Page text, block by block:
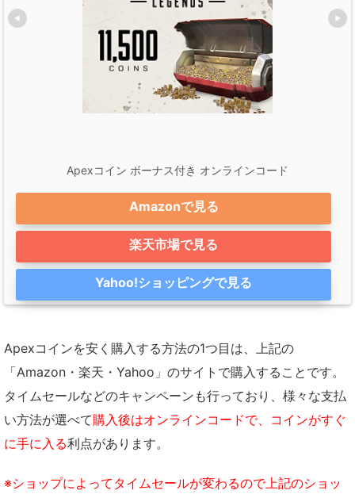
Apexコイン ボーナス付き オンラインコード
Amazonで見る
楽天市場で見る
Yahoo!ショッピングで見る
Apexコインを安く購入する方法の1つ目は、上記の
「Amazon・楽天・Yahoo」のサイトで購入することです。
タイムセールなどのキャンペーンも行っており、様々な支払
い方法が選べて購入後はオンラインコードで、コインがすぐ
に手に入る利点があります。
※ショップによってタイムセールが変わるので上記のショッ